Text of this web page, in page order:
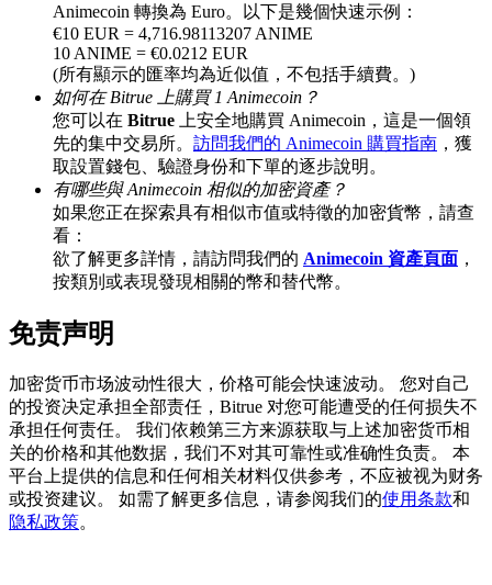
BTC 專享獎勵
BTC 專享獎勵
充值並交易BTC瓜分 25,000 USDT 獎池！
充值CASHCAT & 赢取
瓜分 500000 CASHCAT 獎池
BitMart 用戶遷移專享
Animecoin 轉換為 Euro。以下是幾個快速示例：
€10 EUR = 4,716.98113207 ANIME
10 ANIME = €0.0212 EUR
(所有顯示的匯率均為近似值，不包括手續費。)
如何在 Bitrue 上購買 1 Animecoin？
您可以在 Bitrue 上安全地購買 Animecoin，這是一個領
先的集中交易所。 訪問我們的 Animecoin 購買指南 ，獲
取設置錢包、驗證身份和下單的逐步說明。
有哪些與 Animecoin 相似的加密資產？
如果您正在探索具有相似市值或特徵的加密貨幣，請查
看：
欲了解更多詳情，請訪問我們的 Animecoin 資產頁面 ，
按類別或表現發現相關的幣和替代幣。
免责声明
加密货币市场波动性很大，价格可能会快速波动。 您对自己
的投资决定承担全部责任，Bitrue 对您可能遭受的任何损失不
承担任何责任。 我们依赖第三方来源获取与上述加密货币相
关的价格和其他数据，我们不对其可靠性或准确性负责。 本
平台上提供的信息和任何相关材料仅供参考，不应被视为财务
或投资建议。 如需了解更多信息，请参阅我们的使用条款和
隐私政策。